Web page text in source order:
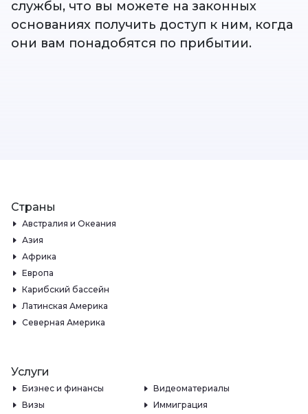
службы, что вы можете на законных
основаниях получить доступ к ним, когда
они вам понадобятся по прибытии.
Страны
Австралия и Океания
Азия
Африка
Европа
Карибский бассейн
Латинская Америка
Северная Америка
Услуги
Бизнес и финансы
Видеоматериалы
Визы
Иммиграция